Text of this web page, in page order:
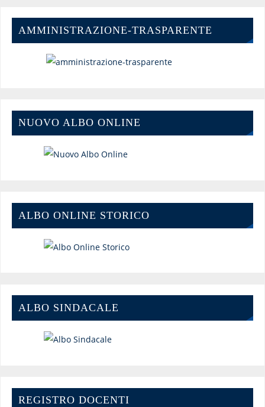
AMMINISTRAZIONE-TRASPARENTE
NUOVO ALBO ONLINE
ALBO ONLINE STORICO
ALBO SINDACALE
REGISTRO DOCENTI